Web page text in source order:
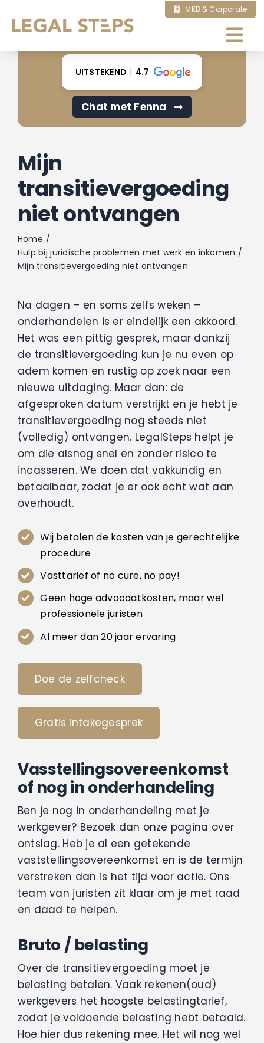
naar
MKB & Corporate
Onze diensten
Vacatures
Contact
UITSTEKEND 4.7
Chat met Fenna
Mijn
transitievergoeding
niet ontvangen
Home
Hulp bij juridische problemen met werk en inkomen
Mijn transitievergoeding niet ontvangen
Na dagen – en soms zelfs weken –
onderhandelen is er eindelijk een akkoord.
Het was een pittig gesprek, maar dankzij
de transitievergoeding kun je nu even op
adem komen en rustig op zoek naar een
nieuwe uitdaging. Maar dan: de
afgesproken datum verstrijkt en je hebt je
transitievergoeding nog steeds niet
(volledig) ontvangen. LegalSteps helpt je
om die alsnog snel en zonder risico te
incasseren. We doen dat vakkundig en
betaalbaar, zodat je er ook echt wat aan
overhoudt.
Wij betalen de kosten van je gerechtelijke
procedure
Vasttarief of no cure, no pay!
Geen hoge advocaatkosten, maar wel
professionele juristen
Al meer dan 20 jaar ervaring
Doe de zelfcheck
Gratis intakegesprek
Vasstellingsovereenkomst
of nog in onderhandeling
Ben je nog in onderhandeling met je
werkgever? Bezoek dan onze pagina over
ontslag. Heb je al een getekende
vaststellingsovereenkomst en is de termijn
verstreken dan is het tijd voor actie. Ons
team van juristen zit klaar om je met raad
en daad te helpen.
Bruto / belasting
Over de transitievergoeding moet je
belasting betalen. Vaak rekenen(oud)
werkgevers het hoogste belastingtarief,
zodat je voldoende belasting hebt betaald.
Hoe hier dus rekening mee. Het wil nog wel